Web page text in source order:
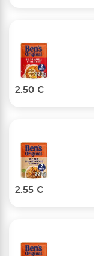
2.50 €
2.55 €